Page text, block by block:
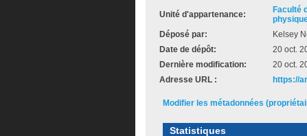
Unité d'appartenance:
Faculté
Déposé par:
Kelsey
Date de dépôt:
20 oct.
Dernière modification:
20 oct.
Adresse URL :
https://
Modifier les métadonnées
Statistiques